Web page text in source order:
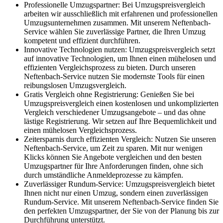
Professionelle Umzugspartner: Bei Umzugspreisvergleich
arbeiten wir ausschließlich mit erfahrenen und professionellen
Umzugsunternehmen zusammen. Mit unserem Neftenbach-
Service wählen Sie zuverlässige Partner, die Ihren Umzug
kompetent und effizient durchführen.
Innovative Technologien nutzen: Umzugspreisvergleich setzt
auf innovative Technologien, um Ihnen einen mühelosen und
effizienten Vergleichsprozess zu bieten. Durch unseren
Neftenbach-Service nutzen Sie modernste Tools für einen
reibungslosen Umzugsvergleich.
Gratis Vergleich ohne Registrierung: Genießen Sie bei
Umzugspreisvergleich einen kostenlosen und unkomplizierten
Vergleich verschiedener Umzugsangebote – und das ohne
lästige Registrierung. Wir setzen auf Ihre Bequemlichkeit und
einen mühelosen Vergleichsprozess.
Zeitersparnis durch effizienten Vergleich: Nutzen Sie unseren
Neftenbach-Service, um Zeit zu sparen. Mit nur wenigen
Klicks können Sie Angebote vergleichen und den besten
Umzugspartner für Ihre Anforderungen finden, ohne sich
durch umständliche Anmeldeprozesse zu kämpfen.
Zuverlässiger Rundum-Service: Umzugspreisvergleich bietet
Ihnen nicht nur einen Umzug, sondern einen zuverlässigen
Rundum-Service. Mit unserem Neftenbach-Service finden Sie
den perfekten Umzugspartner, der Sie von der Planung bis zur
Durchführung unterstützt.